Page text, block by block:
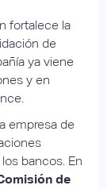
fortalece la
de
ya viene
y en
empresa de
bancos. En
de